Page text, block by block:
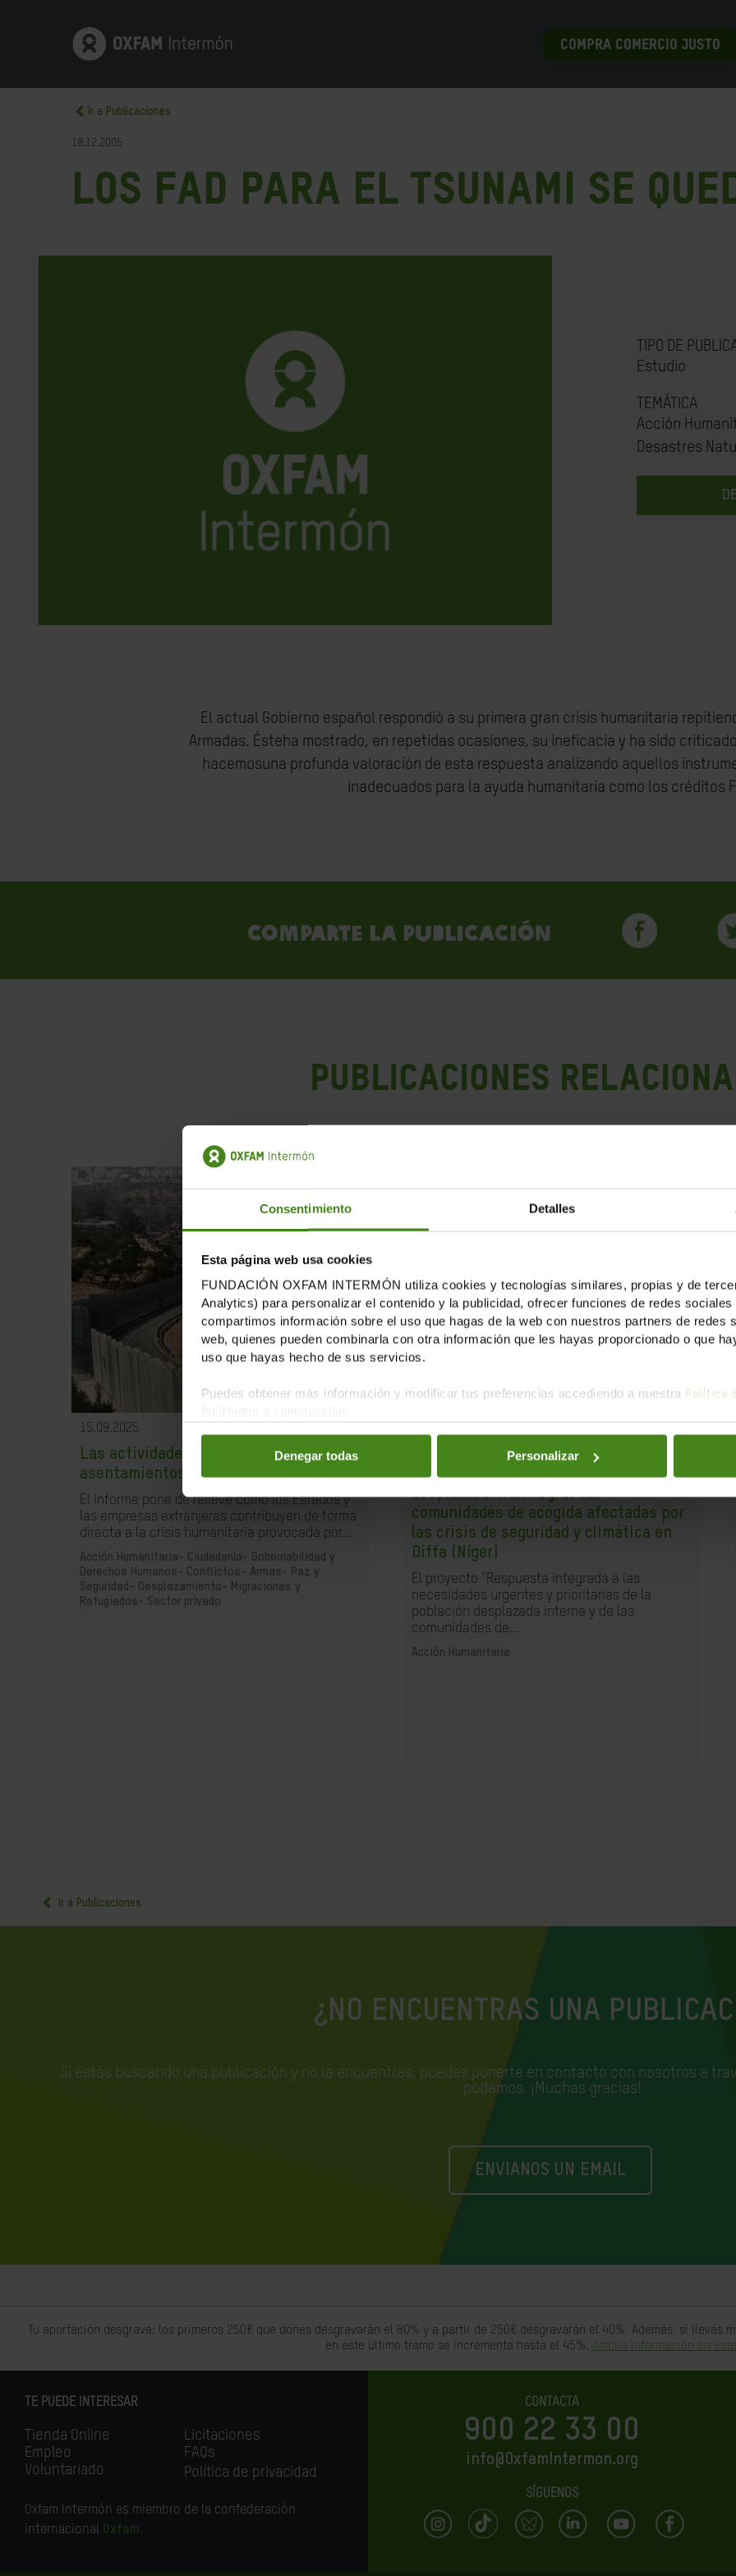
Consentimiento Detalles
Esta página web usa cookies
FUNDACIÓN OXFAM INTERMÓN utiliza cookies y tecnologías similares, propias y de
Analytics) para personalizar el contenido y la publicidad, ofrecer funciones de redes
compartimos información sobre el uso que hagas de la web con nuestros partners de redes
web, quienes pueden combinarla con otra información que les hayas proporcionado o que
uso que hayas hecho de sus servicios.
Puedes obtener más información y modificar tus preferencias accediendo a nuestra Política
Denegar todas Personalizar
COMPRA COMERCIO JUSTO
Ir a Publicaciones
18.12.2005
Los FAD para el Tsunami se
TIPO DE
Estudio
TEMÁTICA
Acción
Desastres
El actual Gobierno español respondió a su primera gran crisis humanitaria
Armadas. Ésteha mostrado, en repetidas ocasiones, su ineficacia y ha sido criticado
hacemosuna profunda valoración de esta respuesta analizando aquellos
inadecuados para la ayuda humanitaria como los créditos
Comparte la publicación
PUBLICACIONES
15.09.2025
Las actividades comerciales con los
asentamientos ilegales
El informe pone de relieve cómo los Estados y
las empresas extranjeras contribuyen de forma
directa a la crisis humanitaria provocada por...
Acción Humanitaria- Ciudadanía- Gobernabilidad y
Derechos Humanos- Conflictos- Armas- Paz y
Seguridad- Desplazamiento- Migraciones y
Refugiados- Sector privado
Respuesta integrada a las necesidades
urgentes y prioritarias de la población
desplazada interna y de las
comunidades de acogida afectadas por
las crisis de seguridad y climática en
Diffa (Níger)
El proyecto "Respuesta integrada a las
necesidades urgentes y prioritarias de la
población desplazada interna y de las
comunidades de...
Acción Humanitaria
Ir a Publicaciones
¿NO ENCUENTRAS UNA
Si estás buscando una publicación y no la encuentras, puedes ponerte en contacto con nosotros a
podamos. ¡Muchas gracias!
ENVIANOS UN EMAIL
Tu aportación desgrava: los primeros 250€ que dones desgravarán el 80% y a partir de 250€ desgravarán el 40%. Además, si llevas
en este último tramo se incrementa hasta el 45%. Amplia información en
TE PUEDE INTERESAR
Tienda Online
Empleo
Voluntariado
Licitaciones
FAQs
Política de privacidad
Oxfam Intermón es miembro de la confederación
internacional Oxfam.
CONTACTA
900 22 33 00
info@OxfamIntermon.org
SÍGUENOS